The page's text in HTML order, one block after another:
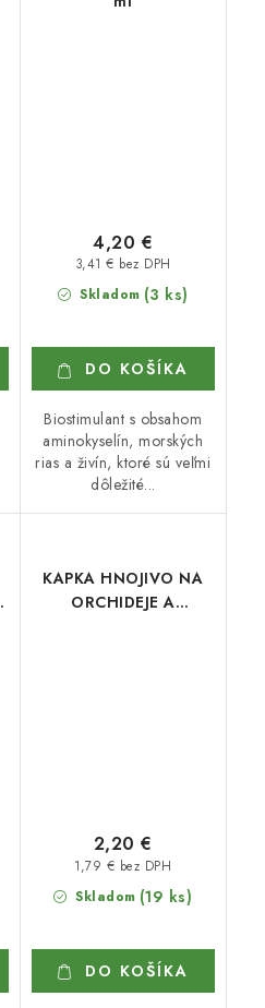
Skladom (3 ks)
3,41 € bez DPH
4,20 €
DO KOŠÍKA
Biostimulant s obsahom
aminokyselín, morských
rias a živín, ktoré sú veľmi
dôležité...
KAPKA HNOJIVO NA
ORCHIDEJE A
Skladom (19 ks)
1,79 € bez DPH
2,20 €
DO KOŠÍKA